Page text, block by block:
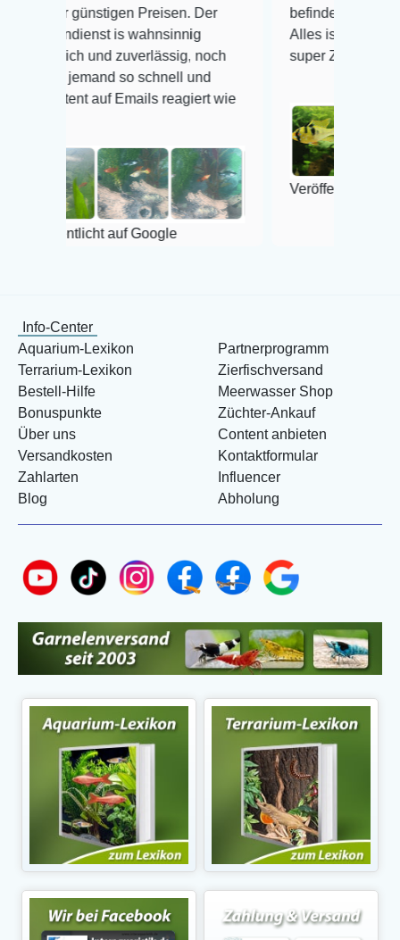
Preisen. Der
is wahnsinnig
und zuverlässig, noch
so schnell und
auf Emails reagiert wie
auf Google
befinden der Fische
Alles ist quick lebendig und
super Zustand. Gerne wieder
Veröffentlicht auf Google
Info-Center
Aquarium-Lexikon
Terrarium-Lexikon
Bestell-Hilfe
Bonuspunkte
Über uns
Versandkosten
Zahlarten
Blog
Partnerprogramm
Zierfischversand
Meerwasser Shop
Züchter-Ankauf
Content anbieten
Kontaktformular
Influencer
Abholung